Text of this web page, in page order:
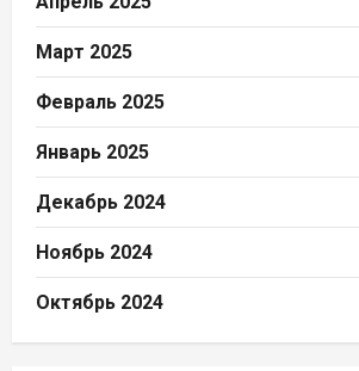
Март 2025
Февраль 2025
Январь 2025
Декабрь 2024
Ноябрь 2024
Октябрь 2024